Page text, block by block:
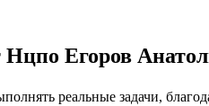
Егоров
реальные задачи,